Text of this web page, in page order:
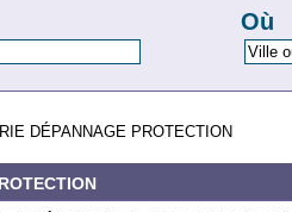
Où
DÉPANNAGE PROTECTION